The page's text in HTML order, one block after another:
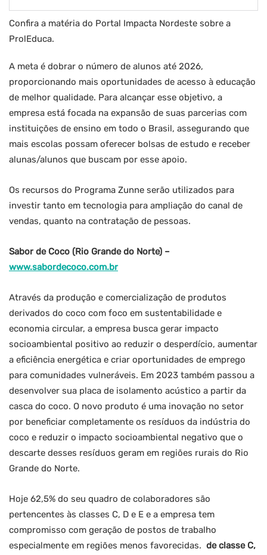
Confira a matéria do Portal Impacta Nordeste sobre a
ProlEduca.
A meta é dobrar o número de alunos até 2026,
proporcionando mais oportunidades de acesso à educação
de melhor qualidade. Para alcançar esse objetivo, a
empresa está focada na expansão de suas parcerias com
instituições de ensino em todo o Brasil, assegurando que
mais escolas possam oferecer bolsas de estudo e receber
alunas/alunos que buscam por esse apoio.
Os recursos do Programa Zunne serão utilizados para
investir tanto em tecnologia para ampliação do canal de
vendas, quanto na contratação de pessoas.
Sabor de Coco (Rio Grande do Norte) –
www.sabordecoco.com.br
Através da produção e comercialização de produtos
derivados do coco com foco em sustentabilidade e
economia circular, a empresa busca gerar impacto
socioambiental positivo ao reduzir o desperdício, aumentar
a eficiência energética e criar oportunidades de emprego
para comunidades vulneráveis. Em 2023 também passou a
desenvolver sua placa de isolamento acústico a partir da
casca do coco. O novo produto é uma inovação no setor
por beneficiar completamente os resíduos da indústria do
coco e reduzir o impacto socioambiental negativo que o
descarte desses resíduos geram em regiões rurais do Rio
Grande do Norte.
Hoje 62,5% do seu quadro de colaboradores são
pertencentes às classes C, D e E e a empresa tem
compromisso com geração de postos de trabalho
especialmente em regiões menos favorecidas. de classe C,